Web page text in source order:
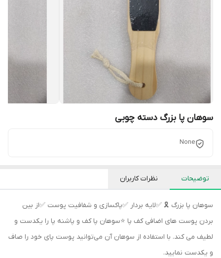
سوهان پا بزرگ دسته چوبی
None
توضیحات نظرات کاربران
سوهان پا بزرگ 🎗️ ✅لایه بردار ✅پاکسازی و شفافیت پوست ✅از بین
بردن پوست های اضافی کف پا ⭐سوهان پا کف و پاشنه پا را یکدست و
لطیف می کند. با استفاده از سوهان آن می‌توانید پوست پای خود را صاف
و یکدست نمایید.